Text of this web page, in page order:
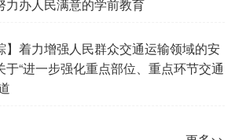
力办人民满意的学前教育
】着力增强人民群众交通运输领域的安
“进一步强化重点部位、重点环节交通